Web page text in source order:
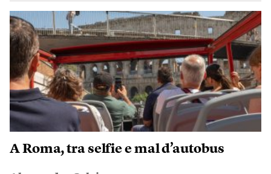
A Roma, tra selfie e mal d’autobus